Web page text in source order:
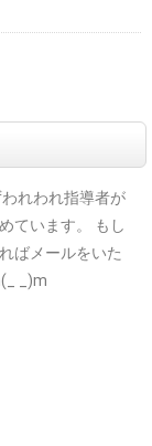
われわれ指導者が
ています。
もし
ばメールをいた
_)m